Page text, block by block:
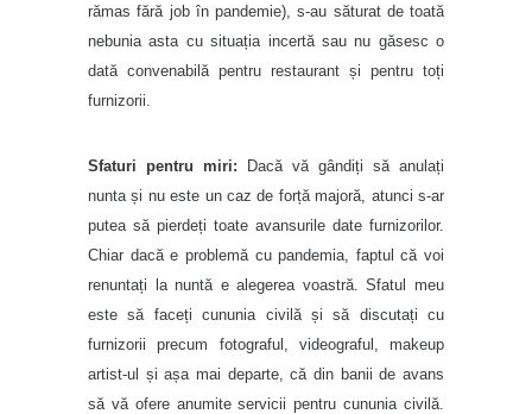
rămas fără job în pandemie), s-au săturat de toată
nebunia asta cu situația incertă sau nu găsesc o
dată convenabilă pentru restaurant și pentru toți
furnizorii.
Sfaturi pentru miri: Dacă vă gândiți să anulați
nunta și nu este un caz de forță majoră, atunci s-ar
putea să pierdeți toate avansurile date furnizorilor.
Chiar dacă e problemă cu pandemia, faptul că voi
renuntați la nuntă e alegerea voastră. Sfatul meu
este să faceți cununia civilă și să discutați cu
furnizorii precum fotograful, videograful, makeup
artist-ul și așa mai departe, că din banii de avans
să vă ofere anumite servicii pentru cununia civilă.